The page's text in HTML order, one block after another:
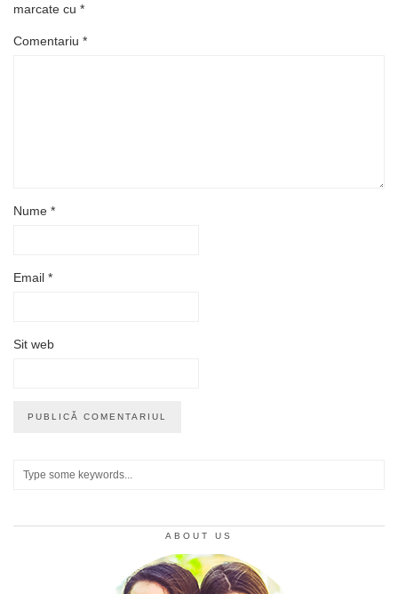
marcate cu *
Comentariu *
Nume *
Email *
Sit web
ABOUT US